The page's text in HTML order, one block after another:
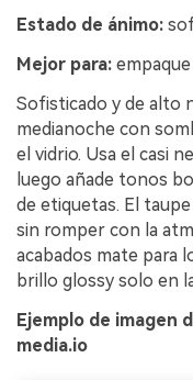
Estado de ánimo:
Mejor para:
Sofisticado y de alto
medianoche con
el vidrio. Usa el casi
luego añade tonos
de etiquetas. El
sin romper con la
acabados mate para
brillo glossy solo en
Ejemplo de imagen
media.io